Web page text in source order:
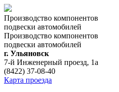
Производство компонентов
подвески автомобилей
Производство компонентов
подвески автомобилей
г. Ульяновск
7-й Инженерный проезд, 1а
(8422) 37-08-40
Карта проезда